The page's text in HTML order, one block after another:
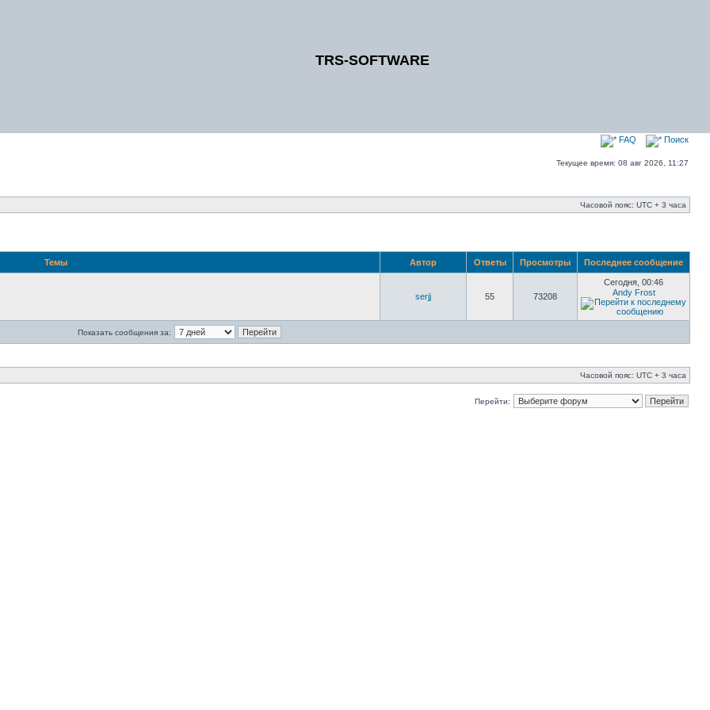
TRS-SOFTWARE
FAQ Поиск
Текущее время: 08 авг 2026, 11:27
Часовой пояс: UTC + 3 часа
Темы Автор Ответы Просмотры Последнее сообщение
serjj 55 73208
Сегодня, 00:46
Andy Frost
Показать сообщения за:
Часовой пояс: UTC + 3 часа
Перейти: